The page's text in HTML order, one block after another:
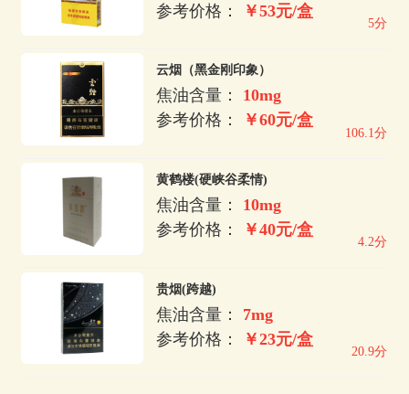
参考价格：
￥53元/盒
5分
云烟（黑金刚印象）
焦油含量： 10mg
参考价格：
￥60元/盒
106.1分
黄鹤楼(硬峡谷柔情)
焦油含量： 10mg
参考价格：
￥40元/盒
4.2分
贵烟(跨越)
焦油含量： 7mg
参考价格：
￥23元/盒
20.9分